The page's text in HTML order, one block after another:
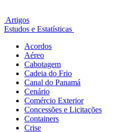
Artigos
Estudos e Estatísticas
Acordos
Aéreo
Cabotagem
Cadeia do Frio
Canal do Panamá
Cenário
Comércio Exterior
Concessões e Licitações
Containers
Crise